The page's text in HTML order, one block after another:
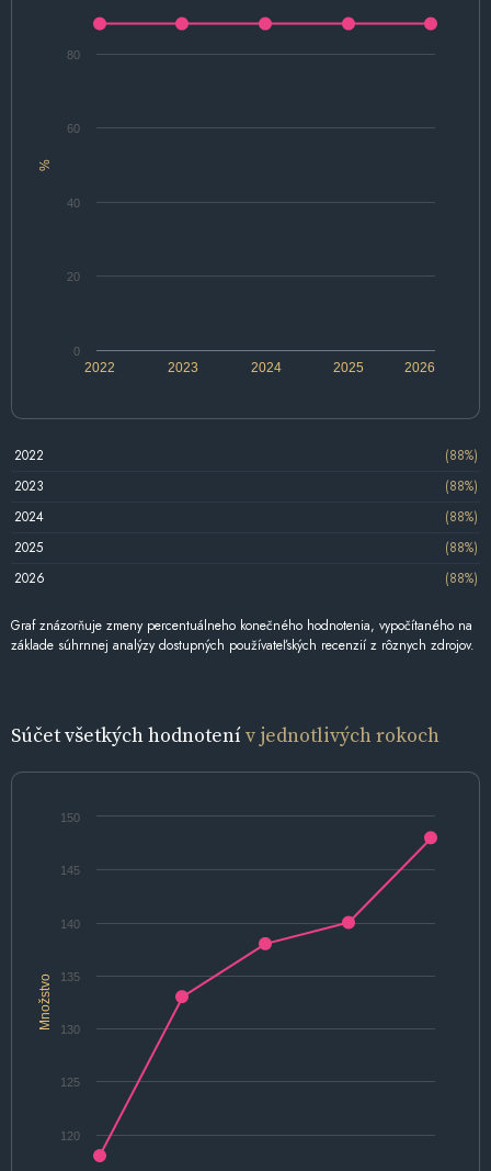
%
2022 2024 2026
2023 2025
0
20
40
60
80
2022
(88%)
2023
(88%)
2024
(88%)
2025
(88%)
2026
(88%)
Graf znázorňuje zmeny percentuálneho konečného hodnotenia, vypočítaného na
základe súhrnnej analýzy dostupných používateľských recenzií z rôznych zdrojov.
Súčet všetkých hodnotenív jednotlivých rokoch
Množstvo
120
125
130
135
140
145
150